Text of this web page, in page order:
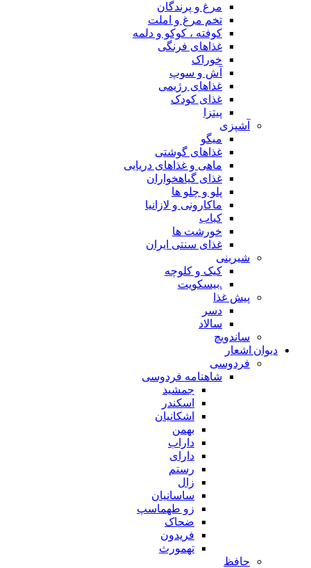
مرغ و پرندگان
تخم مرغ و املت
کوفته ، کوکو و دلمه
غذاهای فرنگی
خوراک
آش و سوپ
غذاهای رژیمی
غذای کودک
پیتزا
آشپزی
میگو
غذاهای گوشتی
ماهی و غذاهای دریایی
غذای گیاهخواران
پلو و چلو ها
ماکارونی و لازانیا
کباب
خورشت ها
غذای سنتی ایران
شیرینی
کیک و کلوچه
.بیسکویت
پیش غذا
دسر
سالاد
ساندویچ
دیوان اشعار
فردوسی
شاهنامه فردوسی
جمشید
اسکندر
اشکانیان
بهمن
داراب
دارای
رستم
زال
ساسانیان
زو طهماسپ‏
ضحاک
فریدون
تهمورث
حافظ